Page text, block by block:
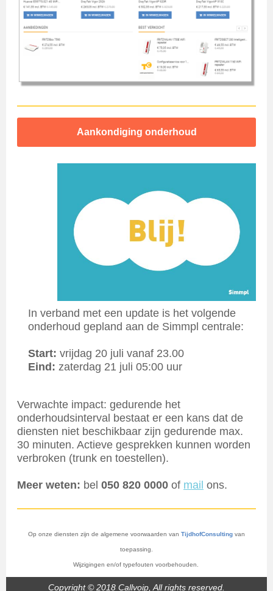
Aankondiging onderhoud
In verband met een update is het volgende
onderhoud gepland aan de Simmpl centrale:
Start: vrijdag 20 juli vanaf 23.00
Eind: zaterdag 21 juli 05:00 uur
Verwachte impact: gedurende het
onderhoudsinterval bestaat er een kans dat de
diensten niet beschikbaar zijn gedurende max.
30 minuten. Actieve gesprekken kunnen worden
verbroken (trunk en toestellen).
Meer weten: bel 050 820 0000 of mail ons.
Op onze diensten zijn de algemene voorwaarden van TijdhofConsulting van
toepassing.
Wijzigingen en/of typefouten voorbehouden.
Copyright © 2018 Callvoip, All rights reserved.